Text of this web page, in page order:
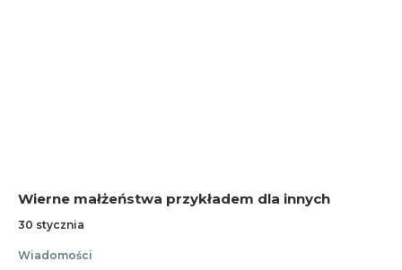
Wierne małżeństwa przykładem dla innych
30 stycznia
Wiadomości